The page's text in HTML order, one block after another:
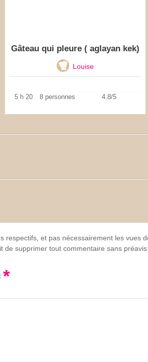
Gâteau qui pleure ( aglayan kek)
Louise
5 h 20 8 personnes 4.8/5
et pas nécessairement les vues
supprimer tout commentaire sans préavis
*